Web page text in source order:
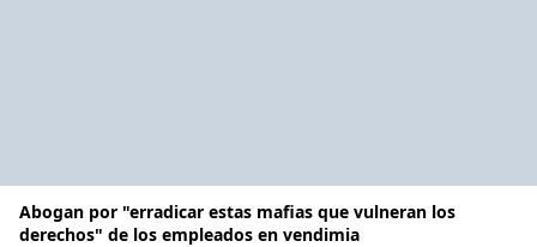
Abogan por "erradicar estas mafias que vulneran los
derechos" de los empleados en vendimia